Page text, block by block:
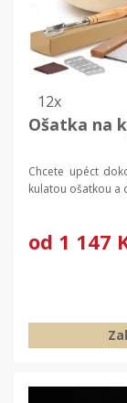
12x
Ošatka na
Chcete upéct
kulatou ošatkou a
od 1 147